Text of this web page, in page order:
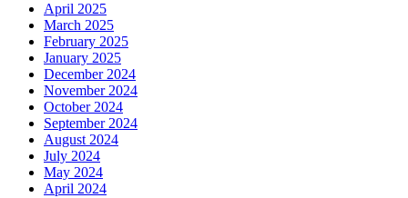
April 2025
March 2025
February 2025
January 2025
December 2024
November 2024
October 2024
September 2024
August 2024
July 2024
May 2024
April 2024